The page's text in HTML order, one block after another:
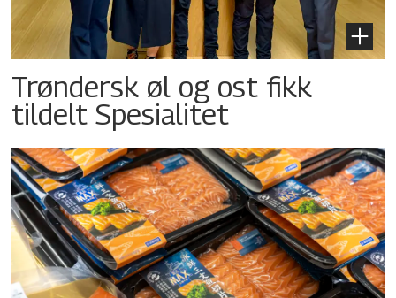
Trøndersk øl og ost fikk
tildelt Spesialitet